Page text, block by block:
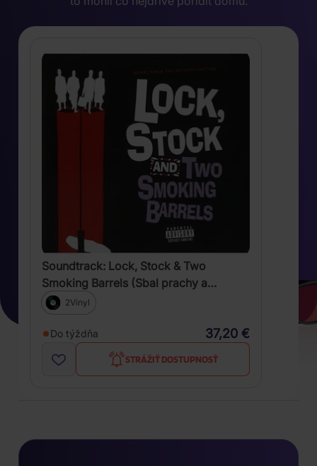
Soundtrack: Lock, Stock & Two
Smoking Barrels (Sbal prachy a
vypadni)
2Vinyl
Do týždňa 37,20 €
STRÁŽIŤ DOSTUPNOSŤ